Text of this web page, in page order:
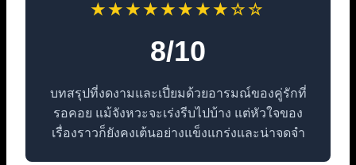
★★★★★★★★☆☆
8/10
บทสรุปที่งดงามและเปี่ยมด้วยอารมณ์ของคู่รักที่
รอคอย แม้จังหวะจะเร่งรีบไปบ้าง แต่หัวใจของ
เรื่องราวก็ยังคงเต้นอย่างแข็งแกร่งและน่าจดจำ